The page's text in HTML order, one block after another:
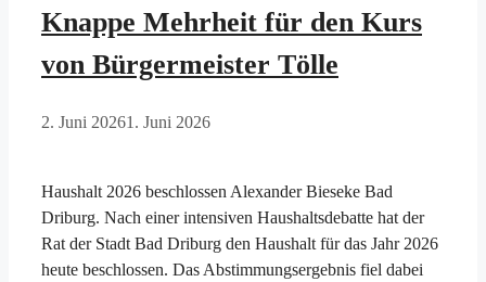
Knappe Mehrheit für den Kurs
von Bürgermeister Tölle
2. Juni 20261. Juni 2026
Haushalt 2026 beschlossen Alexander Bieseke Bad
Driburg. Nach einer intensiven Haushaltsdebatte hat der
Rat der Stadt Bad Driburg den Haushalt für das Jahr 2026
heute beschlossen. Das Abstimmungsergebnis fiel dabei